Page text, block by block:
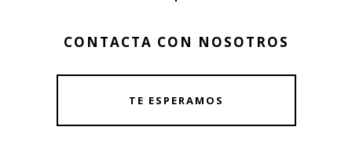
CONTACTA CON NOSOTROS
TE ESPERAMOS